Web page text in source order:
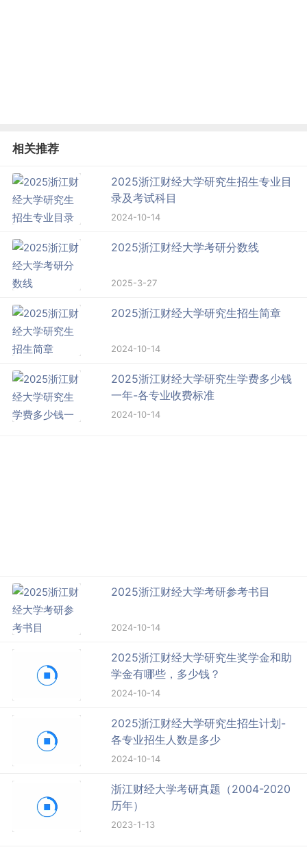
相关推荐
2025浙江财经大学研究生招生专业目
录及考试科目
2024-10-14
2025浙江财经大学考研分数线
2025-3-27
2025浙江财经大学研究生招生简章
2024-10-14
2025浙江财经大学研究生学费多少钱
一年-各专业收费标准
2024-10-14
2025浙江财经大学考研参考书目
2024-10-14
2025浙江财经大学研究生奖学金和助
学金有哪些，多少钱？
2024-10-14
2025浙江财经大学研究生招生计划-
各专业招生人数是多少
2024-10-14
浙江财经大学考研真题（2004-2020
历年）
2023-1-13